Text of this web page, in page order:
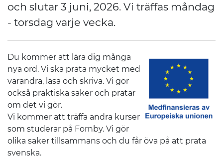
och slutar 3 juni, 2026. Vi träffas måndag
- torsdag varje vecka.
Du kommer att lära dig många
nya ord. Vi ska prata mycket med
varandra, läsa och skriva. Vi gör
också praktiska saker och pratar
om det vi gör.
Vi kommer att träffa andra kurser
som studerar på Fornby. Vi gör
olika saker tillsammans och du får öva på att prata
svenska.